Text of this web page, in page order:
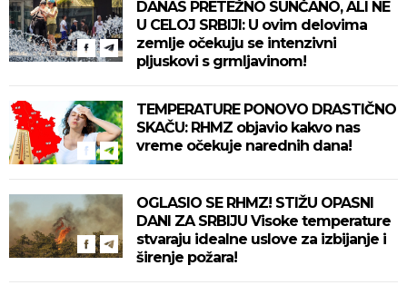
DANAS PRETEŽNO SUNČANO, ALI NE
U CELOJ SRBIJI: U ovim delovima
zemlje očekuju se intenzivni
pljuskovi s grmljavinom!
TEMPERATURE PONOVO DRASTIČNO
SKAČU: RHMZ objavio kakvo nas
vreme očekuje narednih dana!
OGLASIO SE RHMZ! STIŽU OPASNI
DANI ZA SRBIJU Visoke temperature
stvaraju idealne uslove za izbijanje i
širenje požara!